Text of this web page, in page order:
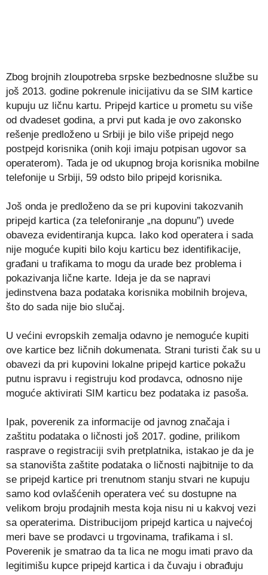
Zbog brojnih zloupotreba srpske bezbednosne službe su
još 2013. godine pokrenule inicijativu da se SIM kartice
kupuju uz ličnu kartu. Pripejd kartice u prometu su više
od dvadeset godina, a prvi put kada je ovo zakonsko
rešenje predloženo u Srbiji je bilo više pripejd nego
postpejd korisnika (onih koji imaju potpisan ugovor sa
operaterom). Tada je od ukupnog broja korisnika mobilne
telefonije u Srbiji, 59 odsto bilo pripejd korisnika.
Još onda je predloženo da se pri kupovini takozvanih
pripejd kartica (za telefoniranje „na dopunu”) uvede
obaveza evidentiranja kupca. Iako kod operatera i sada
nije moguće kupiti bilo koju karticu bez identifikacije,
građani u trafikama to mogu da urade bez problema i
pokazivanja lične karte. Ideja je da se napravi
jedinstvena baza podataka korisnika mobilnih brojeva,
što do sada nije bio slučaj.
U većini evropskih zemalja odavno je nemoguće kupiti
ove kartice bez ličnih dokumenata. Strani turisti čak su u
obavezi da pri kupovini lokalne pripejd kartice pokažu
putnu ispravu i registruju kod prodavca, odnosno nije
moguće aktivirati SIM karticu bez podataka iz pasoša.
Ipak, poverenik za informacije od javnog značaja i
zaštitu podataka o ličnosti još 2017. godine, prilikom
rasprave o registraciji svih pretplatnika, istakao je da je
sa stanovišta zaštite podataka o ličnosti najbitnije to da
se pripejd kartice pri trenutnom stanju stvari ne kupuju
samo kod ovlašćenih operatera već su dostupne na
velikom broju prodajnih mesta koja nisu ni u kakvoj vezi
sa operaterima. Distribucijom pripejd kartica u najvećoj
meri bave se prodavci u trgovinama, trafikama i sl.
Poverenik je smatrao da ta lica ne mogu imati pravo da
legitimišu kupce pripejd kartica i da čuvaju i obrađuju